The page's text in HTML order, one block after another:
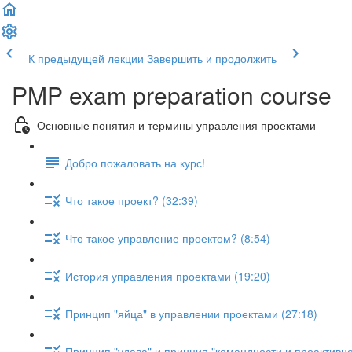
К предыдущей лекции Завершить и продолжить
PMP exam preparation course
Основные понятия и термины управления проектами
Добро пожаловать на курс!
Что такое проект? (32:39)
Что такое управление проектом? (8:54)
История управления проектами (19:20)
Принцип "яйца" в управлении проектами (27:18)